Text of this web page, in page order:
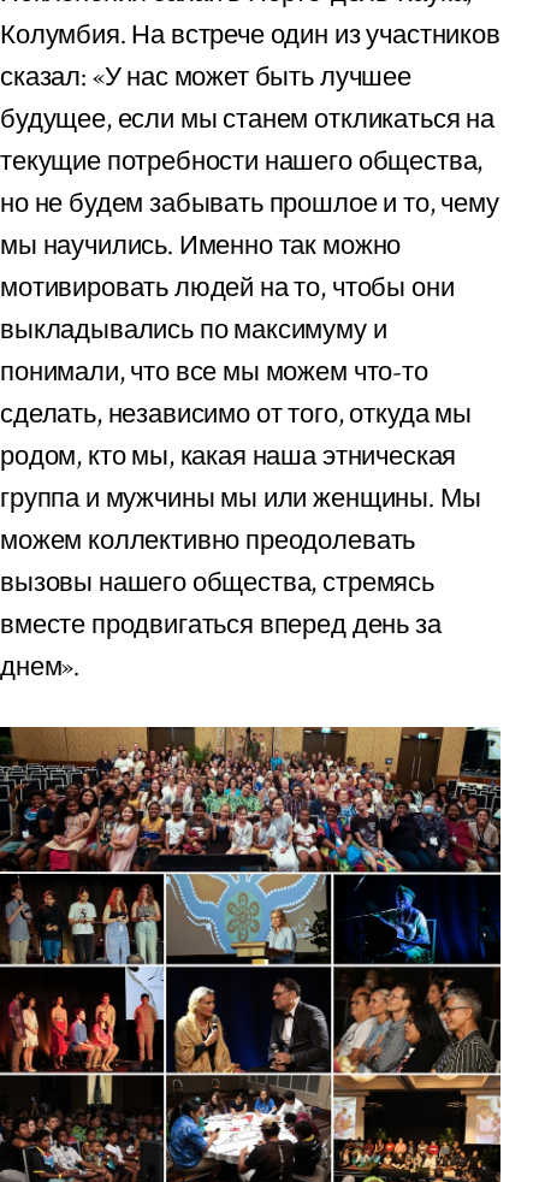
Колумбия. На встрече один из участников
сказал: «У нас может быть лучшее
будущее, если мы станем откликаться на
текущие потребности нашего общества,
но не будем забывать прошлое и то, чему
мы научились. Именно так можно
мотивировать людей на то, чтобы они
выкладывались по максимуму и
понимали, что все мы можем что-то
сделать, независимо от того, откуда мы
родом, кто мы, какая наша этническая
группа и мужчины мы или женщины. Мы
можем коллективно преодолевать
вызовы нашего общества, стремясь
вместе продвигаться вперед день за
днем».